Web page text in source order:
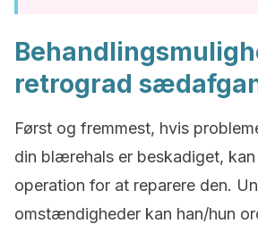
retrograd
Først og fremmest, hvis
din blærehals er beskadiget,
operation for at reparere den.
omstændigheder kan han/hun